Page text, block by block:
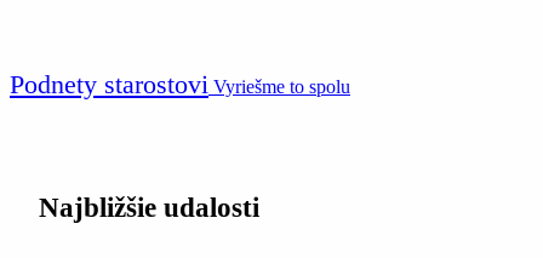
Podnety starostovi Vyriešme to spolu
Najbližšie udalosti